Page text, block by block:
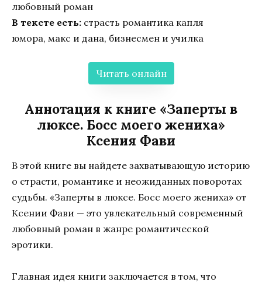
любовный роман
В тексте есть: страсть романтика капля
юмора, макс и дана, бизнесмен и училка
Читать онлайн
Аннотация к книге «Заперты в
люксе. Босс моего жениха»
Ксения Фави
В этой книге вы найдете захватывающую историю
о страсти, романтике и неожиданных поворотах
судьбы. «Заперты в люксе. Босс моего жениха» от
Ксении Фави — это увлекательный современный
любовный роман в жанре романтической
эротики.
Главная идея книги заключается в том, что